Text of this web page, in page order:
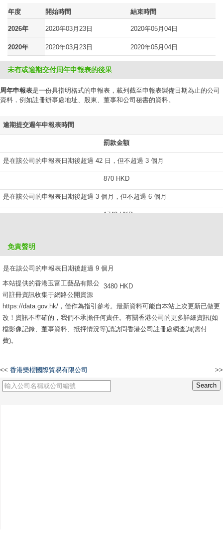
年度 開始時間 結束時間
2026年 2020年03月23日 2020年05月04日
2020年 2020年03月23日 2020年05月04日
未有或逾期交付周年申報表的後果
周年申報表是一份具指明格式的申報表，載列截至申報表製備日期為止的公司
資料，例如註冊辦事處地址、股東、董事和公司秘書的資料。
逾期提交週年申報表時間
罰款金額
是在該公司的申報表日期後超過 42 日，但不超過 3 個月
870 HKD
是在該公司的申報表日期後超過 3 個月，但不超過 6 個月
1740 HKD
是在該公司的申報表日期後超過 9 個月
3480 HKD
免責聲明
本站提供的香港玉富工藝品有限公
司註冊資訊收集于網路公開資源
https://data.gov.hk/，僅作為指引參考。最新資料可能自本站上次更新已做更
改！資訊不準確的，我們不承擔任何責任。有關香港公司的更多詳細資訊(如
檔影像記錄、董事資料、抵押情況等)請訪問香港公司註冊處網查詢(需付
費)。
<< 香港樂櫻國際貿易有限公司 >>